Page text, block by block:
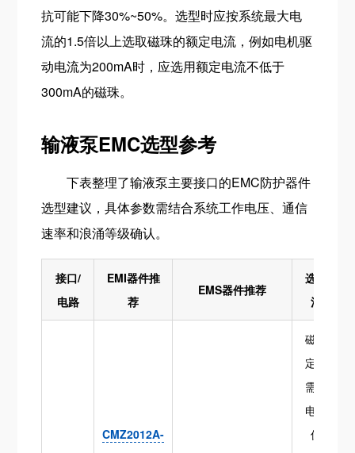
抗可能下降30%~50%。选型时应按系统最大电
流的1.5倍以上选取磁珠的额定电流，例如电机驱
动电流为200mA时，应选用额定电流不低于
300mA的磁珠。
输液泵EMC选型参考
下表整理了输液泵主要接口的EMC防护器件
选型建议，具体参数需结合系统工作电压、通信
速率和浪涌等级确认。
接口/
电路
EMI器件推
荐
EMS器件推荐
选型关
注点
CMZ2012A-
磁珠额
定电流
需大于
电机峰
值电